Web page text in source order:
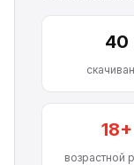
40
18+
возрастной